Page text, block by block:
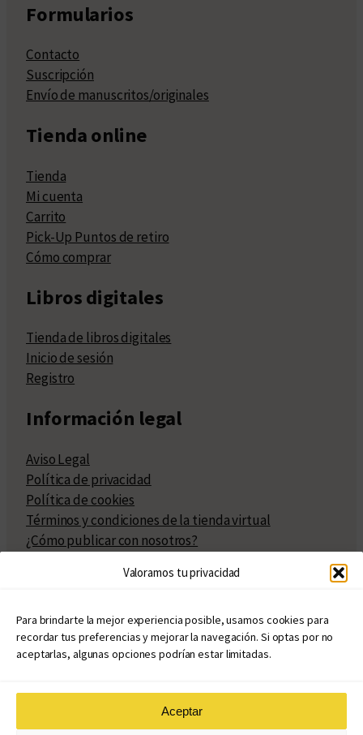
Valoramos tu privacidad
Para brindarte la mejor experiencia posible, usamos cookies para
recordar tus preferencias y mejorar la navegación. Si optas por no
aceptarlas, algunas opciones podrían estar limitadas.
Aceptar
Formularios
Contacto
Suscripción
Envío de manuscritos/originales
Tienda online
Tienda
Mi cuenta
Carrito
Pick-Up Puntos de retiro
Cómo comprar
Libros digitales
Tienda de libros digitales
Inicio de sesión
Registro
Información legal
Aviso Legal
Política de privacidad
Política de cookies
Términos y condiciones de la tienda virtual
¿Cómo publicar con nosotros?
Políticas de publicación
Políticas de coedición
Atribuciones